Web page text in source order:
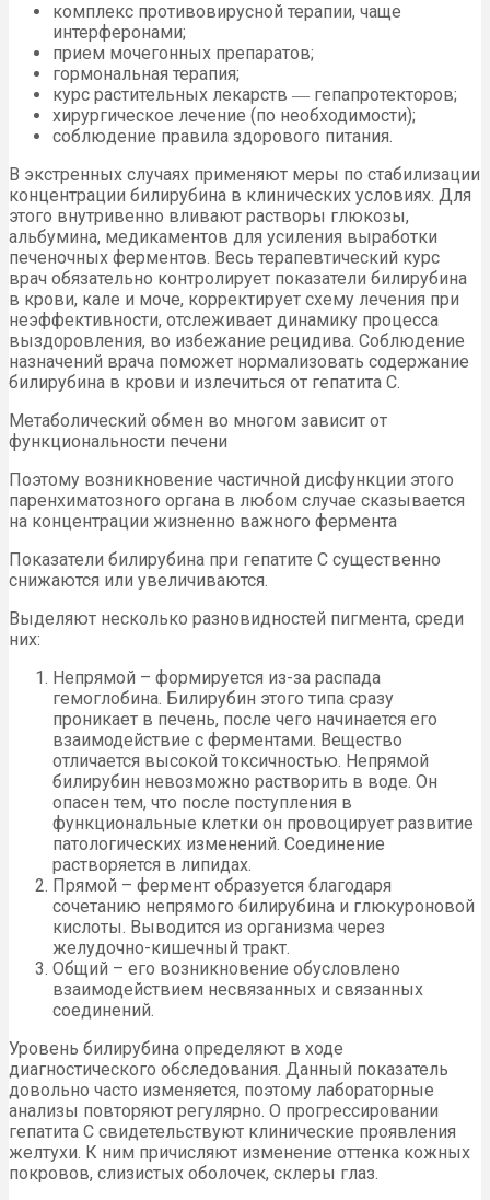
комплекс противовирусной терапии, чаще
интерферонами;
прием мочегонных препаратов;
гормональная терапия;
курс растительных лекарств ― гепапротекторов;
хирургическое лечение (по необходимости);
соблюдение правила здорового питания.
В экстренных случаях применяют меры по стабилизации
концентрации билирубина в клинических условиях. Для
этого внутривенно вливают растворы глюкозы,
альбумина, медикаментов для усиления выработки
печеночных ферментов. Весь терапевтический курс
врач обязательно контролирует показатели билирубина
в крови, кале и моче, корректирует схему лечения при
неэффективности, отслеживает динамику процесса
выздоровления, во избежание рецидива. Соблюдение
назначений врача поможет нормализовать содержание
билирубина в крови и излечиться от гепатита С.
Метаболический обмен во многом зависит от
функциональности печени
Поэтому возникновение частичной дисфункции этого
паренхиматозного органа в любом случае сказывается
на концентрации жизненно важного фермента
Показатели билирубина при гепатите С существенно
снижаются или увеличиваются.
Выделяют несколько разновидностей пигмента, среди
них:
Непрямой – формируется из-за распада
гемоглобина. Билирубин этого типа сразу
проникает в печень, после чего начинается его
взаимодействие с ферментами. Вещество
отличается высокой токсичностью. Непрямой
билирубин невозможно растворить в воде. Он
опасен тем, что после поступления в
функциональные клетки он провоцирует развитие
патологических изменений. Соединение
растворяется в липидах.
Прямой – фермент образуется благодаря
сочетанию непрямого билирубина и глюкуроновой
кислоты. Выводится из организма через
желудочно-кишечный тракт.
Общий – его возникновение обусловлено
взаимодействием несвязанных и связанных
соединений.
Уровень билирубина определяют в ходе
диагностического обследования. Данный показатель
довольно часто изменяется, поэтому лабораторные
анализы повторяют регулярно. О прогрессировании
гепатита С свидетельствуют клинические проявления
желтухи. К ним причисляют изменение оттенка кожных
покровов, слизистых оболочек, склеры глаз.